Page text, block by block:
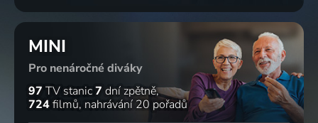
MINI
Pro nenáročné diváky
97 TV stanic7 dní zpětně
724filmů nahrávání 20 pořadů